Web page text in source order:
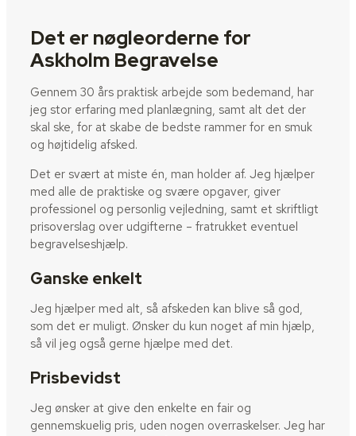
Det er nøgleorderne for
Askholm Begravelse
Gennem 30 års praktisk arbejde som bedemand, har
jeg stor erfaring med planlægning, samt alt det der
skal ske, for at skabe de bedste rammer for en smuk
og højtidelig afsked.
Det er svært at miste én, man holder af. Jeg hjælper
med alle de praktiske og svære opgaver, giver
professionel og personlig vejledning, samt et skriftligt
prisoverslag over udgifterne – fratrukket eventuel
begravelseshjælp.
Ganske enkelt
Jeg hjælper med alt, så afskeden kan blive så god,
som det er muligt. Ønsker du kun noget af min hjælp,
så vil jeg også gerne hjælpe med det.
Prisbevidst
Jeg ønsker at give den enkelte en fair og
gennemskuelig pris, uden nogen overraskelser. Jeg har